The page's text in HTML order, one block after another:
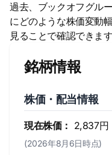
過去、ブックオフグル
にどのような株価変動
見ることで確認できます
銘柄情報
株価・配当情報
現在株価： 2,837円
(2026年8月6日時点)